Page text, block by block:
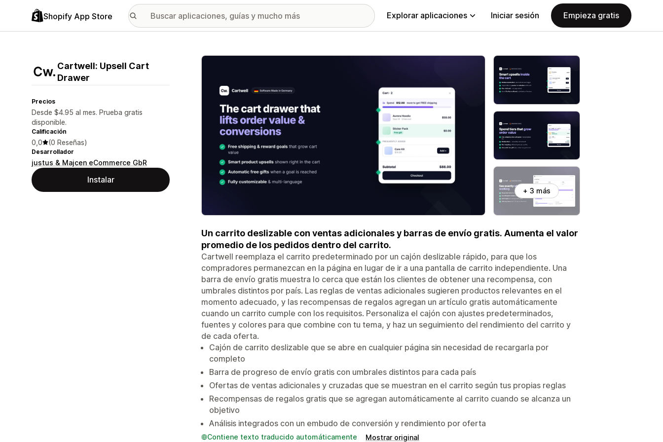
Shopify App Store Explorar aplicaciones Iniciar sesión Empieza gratis
Cartwell: Upsell Cart
Drawer
Precios
Desde $4.95 al mes. Prueba gratis
disponible.
Calificación
0,0 (0 Reseñas)
Desarrollador
justus & Majcen eCommerce GbR
Instalar
Galería de imágenes destacadas
+ 3 más
Un carrito deslizable con ventas adicionales y barras de envío gratis. Aumenta el valor
promedio de los pedidos dentro del carrito.
Cartwell reemplaza el carrito predeterminado por un cajón deslizable rápido, para que los
compradores permanezcan en la página en lugar de ir a una pantalla de carrito independiente. Una
barra de envío gratis muestra lo cerca que están los clientes de obtener una recompensa, con
umbrales distintos por país. Las reglas de ventas adicionales sugieren productos relevantes en el
momento adecuado, y las recompensas de regalos agregan un artículo gratis automáticamente
cuando un carrito cumple con los requisitos. Personaliza el cajón con ajustes predeterminados,
fuentes y colores para que combine con tu tema, y haz un seguimiento del rendimiento del carrito y
de cada oferta.
Cajón de carrito deslizable que se abre en cualquier página sin necesidad de recargarla por
completo
Barra de progreso de envío gratis con umbrales distintos para cada país
Ofertas de ventas adicionales y cruzadas que se muestran en el carrito según tus propias reglas
Recompensas de regalos gratis que se agregan automáticamente al carrito cuando se alcanza un
objetivo
Análisis integrados con un embudo de conversión y rendimiento por oferta
Contiene texto traducido automáticamente Mostrar original